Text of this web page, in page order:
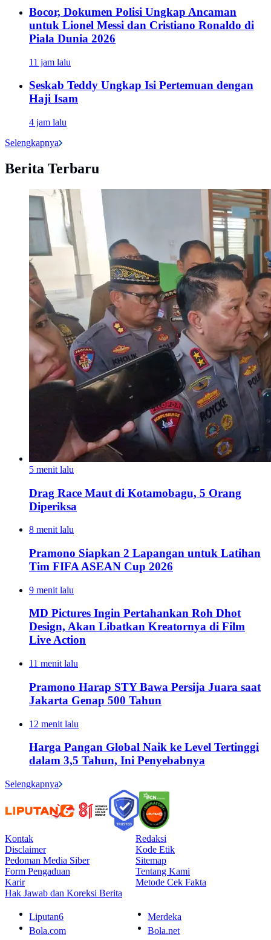
Bocor, Dokumen Polisi Ungkap Ancaman
untuk Lionel Messi dan Cristiano Ronaldo di
Piala Dunia 2026
11 jam lalu
Seskab Teddy Ungkap Isi Pertemuan dengan
Haji Isam
4 jam lalu
Selengkapnya
Berita Terbaru
5 menit lalu
Drag Race Maut di Kotamobagu, 5 Orang
Diperiksa
8 menit lalu
Pramono Siapkan 2 Lapangan untuk Latihan
Tim FIFA ASEAN Cup 2026
9 menit lalu
MD Pictures Ingin Pertahankan Roh Dhot
Design, Akan Libatkan Kreatornya di Film
Live Action
11 menit lalu
Pramono Harap STY Bawa Persija Juara saat
Jakarta Genap 500 Tahun
12 menit lalu
Harga Pangan Global Naik ke Level Tertinggi
dalam 3,5 Tahun, Ini Penyebabnya
Selengkapnya
Kontak
Redaksi
Disclaimer
Kode Etik
Pedoman Media Siber
Sitemap
Form Pengaduan
Tentang Kami
Karir
Metode Cek Fakta
Hak Jawab dan Koreksi Berita
Liputan6
Merdeka
Bola.com
Bola.net